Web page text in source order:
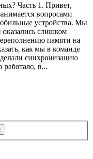
Часть 1. Привет,
вопросами
устройства. Мы
слишком
памяти на
как мы в команде
синхронизацию
в...